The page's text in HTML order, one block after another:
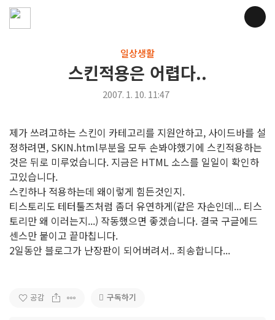
일상생활
스킨적용은 어렵다..
2007. 1. 10. 11:47
제가 쓰려고하는 스킨이 카테고리를 지원안하고, 사이드바를 설
정하려면, SKIN.html부분을 모두 손봐야했기에 스킨적용하는
것은 뒤로 미루었습니다. 지금은 HTML 소스를 일일이 확인하
고있습니다.
스킨하나 적용하는데 왜이렇게 힘든것인지.
티스토리도 테터툴즈처럼 좀더 유연하게(같은 자손인데... 티스
토리만 왜 이러는지...) 작동했으면 좋겠습니다. 결국 구글에드
센스만 붙이고 끝마칩니다.
2일동안 블로그가 난장판이 되어버려서.. 죄송합니다...
공감 구독하기